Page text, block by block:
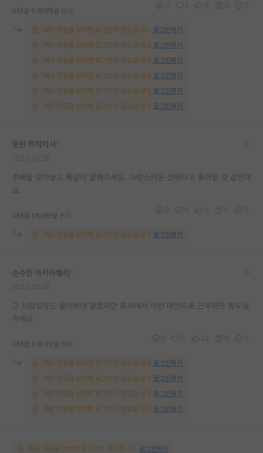
대댓글 6개 대댓글 쓰기
해당 댓글을 보려면 로그인이 필요합니다. 로그인하기
해당 댓글을 보려면 로그인이 필요합니다. 로그인하기
해당 댓글을 보려면 로그인이 필요합니다. 로그인하기
해당 댓글을 보려면 로그인이 필요합니다. 로그인하기
해당 댓글을 보려면 로그인이 필요합니다. 로그인하기
해당 댓글을 보려면 로그인이 필요합니다. 로그인하기
못된 척척박사
후배들 모아놓고 똑같이 말해주세요. 자랑스러운 선배라고 좋아할 것 같은데
요.
대댓글 1개 대댓글 쓰기
해당 댓글을 보려면 로그인이 필요합니다. 로그인하기
순수한 마키아벨리
그 사람입장도 들어봐야 알겠지만 회사에서 이런 마인드로 근무하면 힘드실
거에요
대댓글 4개 대댓글 쓰기
해당 댓글을 보려면 로그인이 필요합니다. 로그인하기
해당 댓글을 보려면 로그인이 필요합니다. 로그인하기
해당 댓글을 보려면 로그인이 필요합니다. 로그인하기
해당 댓글을 보려면 로그인이 필요합니다. 로그인하기
해당 댓글을 보려면 로그인이 필요합니다. 로그인하기